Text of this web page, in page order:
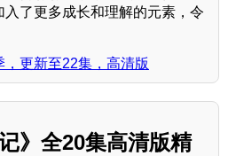
了更多成长和理解的元素，令
更新至22集，高清版
》全20集高清版精